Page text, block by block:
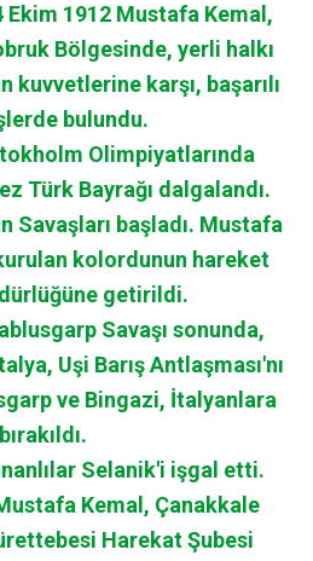
Ekim 1912 Mustafa Kemal,
Bölgesinde, yerli halkı
karşı, başarılı
bulundu.
Olimpiyatlarında
Türk Bayrağı dalgalandı.
Savaşları başladı. Mustafa
kolordunun hareket
getirildi.
Savaşı sonunda,
Uşi Barış Antlaşması'nı
ve Bingazi, İtalyanlara
bırakıldı.
Selanik'i işgal etti.
Kemal, Çanakkale
Harekat Şubesi